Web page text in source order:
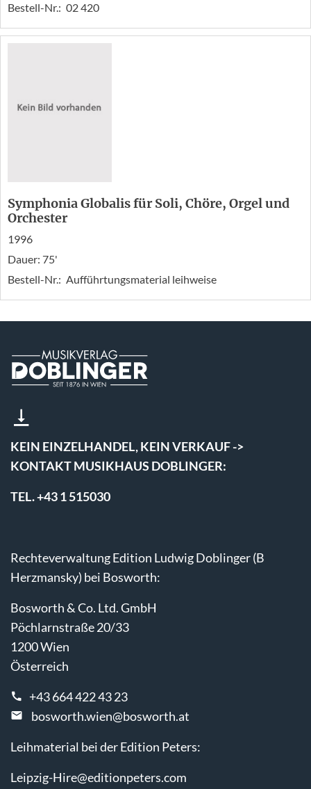
Bestell-Nr.: 02 420
Symphonia Globalis für Soli, Chöre, Orgel und
Orchester
1996
Dauer: 75'
Bestell-Nr.: Aufführtungsmaterial leihweise
KEIN EINZELHANDEL, KEIN VERKAUF ->
KONTAKT MUSIKHAUS DOBLINGER:
TEL. +43 1 515030
Rechteverwaltung Edition Ludwig Doblinger (B
Herzmansky) bei Bosworth:
Bosworth & Co. Ltd. GmbH
Pöchlarnstraße 20/33
1200 Wien
Österreich
+43 664 422 43 23
bosworth.wien@bosworth.at
Leihmaterial bei der Edition Peters:
Leipzig-Hire@editionpeters.com